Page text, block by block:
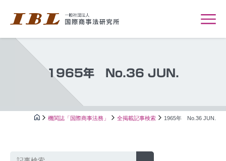
1965年 No.36 JUN.
機関誌「国際商事法務」 全掲載記事検索 1965年 No.36 JUN.